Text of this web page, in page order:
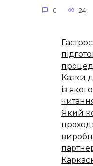
0 24
Казки
із
Який